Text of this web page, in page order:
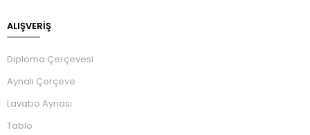
ALIŞVERİŞ
Diploma Çerçevesi
Aynalı Çerçeve
Lavabo Aynası
Tablo